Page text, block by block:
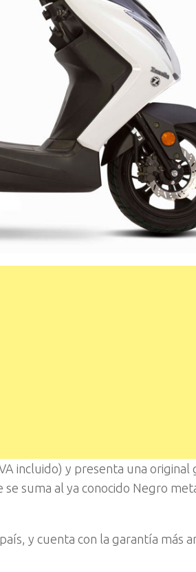
incluido) y presenta una original
suma al ya conocido Negro
y cuenta con la garantía más